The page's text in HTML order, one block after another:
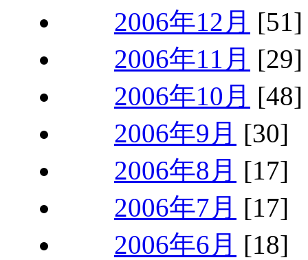
2006年12月 [51]
2006年11月 [29]
2006年10月 [48]
2006年9月 [30]
2006年8月 [17]
2006年7月 [17]
2006年6月 [18]